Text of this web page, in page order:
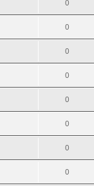
0
0
0
0
0
0
0
0